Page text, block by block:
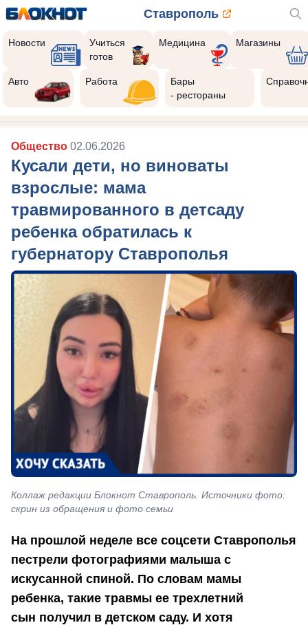
Ставрополь
Новости
Учиться
готов
Медицина Магазины
Авто Работа
Бары
- рестораны
Общество 02.06.2026
Кусали дети, но виноваты
взрослые: мама
травмированного в детсаду
ребенка обратилась к
губернатору Ставрополья
Коллаж редакции Блокнот Ставрополь. Источники фото:
скрин из обращения и фото семьи
На прошлой неделе все соцсети Ставрополья
пестрели фотографиями малыша с
искусанной спиной. По словам мамы
ребенка, такие травмы ее трехлетний
сын получил в детском саду. И хотя